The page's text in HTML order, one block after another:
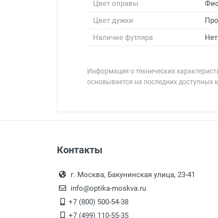
Цвет оправы
Цвет дужки
Наличие футляра
Нет
Информация о технических
основывается на последних доступных
Ширина линзы:
Высота линзы:
Перечисление средств на
Перевод денег на карту Сбербанка.
Выдаем товар в рабочие
После того, как заказ
Для получения товара при
Заказ необходимо
дополнительных расходов за
Контакты
г. Москва, Бакунинская улица, 23-41
info@optika-moskva.ru
+7 (800) 500-54-38
+7 (499) 110-55-35